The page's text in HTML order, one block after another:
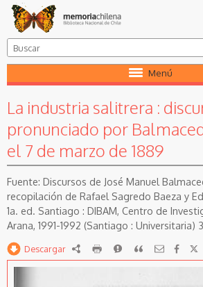
Menú
La industria salitrera :
pronunciado por
el 7 de marzo de 1889
Discursos de José Manuel
recopilación de Rafael Sagredo Baeza y
1a. ed. Santiago : DIBAM, Centro de
Arana, 1991-1992 (Santiago : Universitaria)
Descargar RDF imprimirReportarCitar